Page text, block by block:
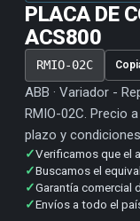
PLACA DE
ACS800
RMIO-02C
ABB · Variador -
RMIO-02C. Precio
plazo y
✓Verificamos que el
✓Buscamos el
✓Garantía comercial
✓Envíos a todo el